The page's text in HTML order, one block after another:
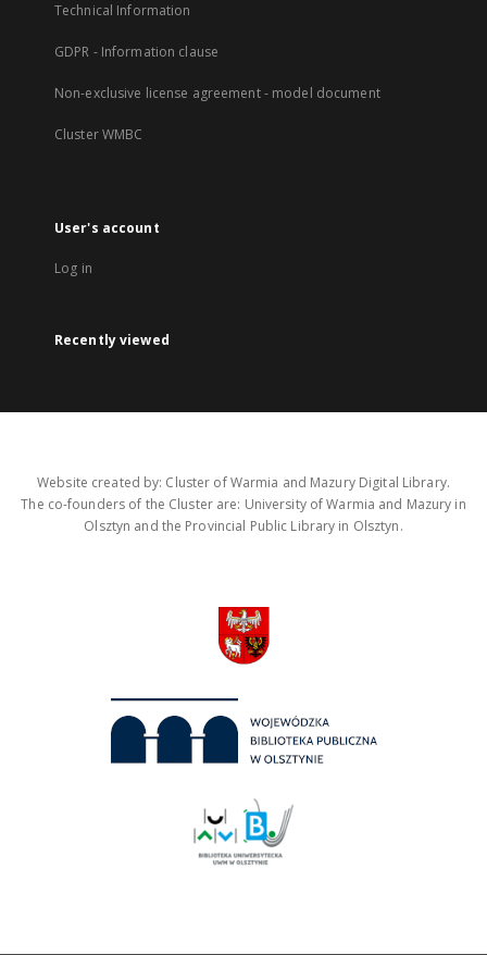
Technical Information
GDPR - Information clause
Non-exclusive license agreement - model document
Cluster WMBC
User's account
Log in
Recently viewed
Website created by: Cluster of Warmia and Mazury Digital Library.
The co-founders of the Cluster are: University of Warmia and Mazury in
Olsztyn and the Provincial Public Library in Olsztyn.